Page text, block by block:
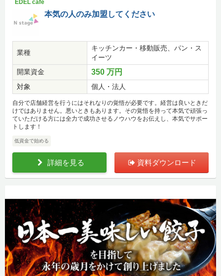
EDEL café
本気の人のみ加盟してください
業種
キッチンカー・移動販売、パン・ス
イーツ
開業資金
350 万円
対象 個人・法人
自分で店舗経営を行うにはそれなりの覚悟が必要です。経営は良いときだ
けではありません。悪いときもあります。その覚悟を持って本気で頑張っ
ていただける方には全力で成功させるノウハウをお伝えし、本気でサポー
トします！
低資金で始める
詳細を見る 資料ダウンロード